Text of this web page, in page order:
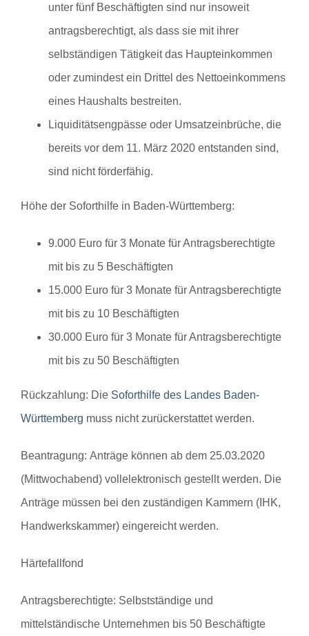
unter fünf Beschäftigten sind nur insoweit
antragsberechtigt, als dass sie mit ihrer
selbständigen Tätigkeit das Haupteinkommen
oder zumindest ein Drittel des Nettoeinkommens
eines Haushalts bestreiten.
Liquiditätsengpässe oder Umsatzeinbrüche, die
bereits vor dem 11. März 2020 entstanden sind,
sind nicht förderfähig.
Höhe der Soforthilfe in Baden-Württemberg:
9.000 Euro für 3 Monate für Antragsberechtigte
mit bis zu 5 Beschäftigten
15.000 Euro für 3 Monate für Antragsberechtigte
mit bis zu 10 Beschäftigten
30.000 Euro für 3 Monate für Antragsberechtigte
mit bis zu 50 Beschäftigten
Rückzahlung: Die Soforthilfe des Landes Baden-
Württemberg muss nicht zurückerstattet werden.
Beantragung: Anträge können ab dem 25.03.2020
(Mittwochabend) vollelektronisch gestellt werden. Die
Anträge müssen bei den zuständigen Kammern (IHK,
Handwerkskammer) eingereicht werden.
Härtefallfond
Antragsberechtigte: Selbstständige und
mittelständische Unternehmen bis 50 Beschäftigte